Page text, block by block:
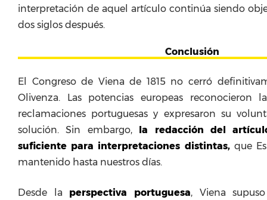
interpretación de aquel artículo continúa siendo
dos siglos después.
Conclusión
El Congreso de Viena de 1815 no cerró
Olivenza. Las potencias europeas reconocieron
reclamaciones portuguesas y expresaron su
solución. Sin embargo, la redacción del
suficiente para interpretaciones distintas,que
mantenido hasta nuestros días.
Desde la perspectiva portuguesa, Viena